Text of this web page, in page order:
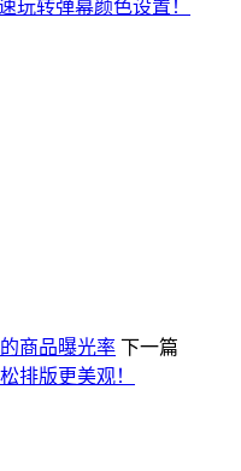
玩转弹幕颜色设置！
商品曝光率 下一篇
排版更美观！